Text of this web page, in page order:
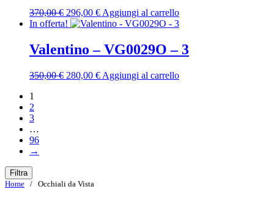
370,00€ Il
prezzo
era:
370,00 €.
296,00 €Il
prezzo
è:
296,00 €.
Aggiungi al carrello
In offerta!
Valentino – VG0029O – 3
350,00€ Il
280,00 €IlAggiungi al carrello
1
2
3
…
96
→
Filtra
Home / Occhiali da Vista